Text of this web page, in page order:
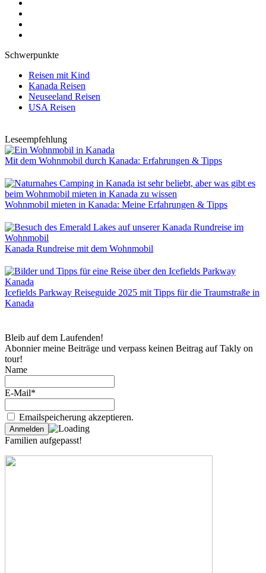
Schwerpunkte
Reisen mit Kind
Kanada Reisen
Neuseeland Reisen
USA Reisen
Leseempfehlung
Mit dem Wohnmobil durch Kanada: Erfahrungen & Tipps
Wohnmobil mieten in Kanada: Meine Erfahrungen & Tipps
Kanada Rundreise mit dem Wohnmobil
Icefields Parkway Reiseguide 2025 mit Tipps für die Traumstraße in
Kanada
Bleib auf dem Laufenden!
Abonnier meine Beiträge und verpass keinen Beitrag auf Takly on
tour!
Name
E-Mail*
Emailspeicherung akzeptieren.
Familien aufgepasst!